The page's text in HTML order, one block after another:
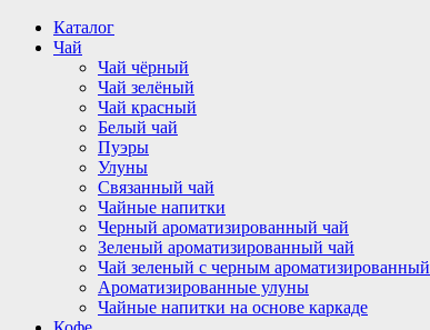
Перейти
содержимому
Каталог
Чай
Чай чёрный
Чай зелёный
Чай красный
Белый чай
Пуэры
Улуны
Связанный чай
Чайные напитки
Черный ароматизированный чай
Зеленый ароматизированный чай
Чай зеленый с черным ароматизированный
Ароматизированные улуны
Чайные напитки на основе каркаде